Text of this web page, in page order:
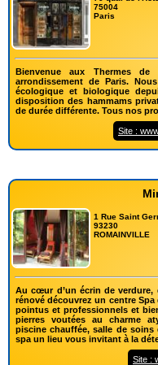
75004
Paris
Bienvenue aux Thermes
arrondissement de Paris.
écologique et biologique
disposition des hammams
de durée différente. Tous nos
Site :
1 Rue Saint
93230
ROMAINVILLE
Au cœur d’un écrin de verdure,
rénové découvrez un centre
pointus et professionnels et
pierres voutées au charme
piscine chauffée, salle de soins
spa un lieu vous invitant à la
Site :